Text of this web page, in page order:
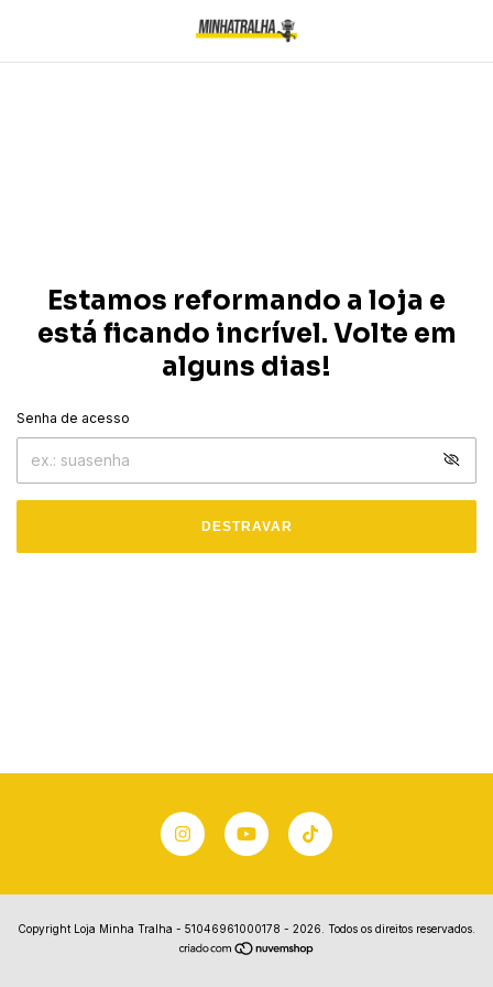
Estamos reformando a loja e
está ficando incrível. Volte em
alguns dias!
Senha de acesso
DESTRAVAR
Copyright Loja Minha Tralha - 51046961000178 - 2026. Todos os direitos reservados.